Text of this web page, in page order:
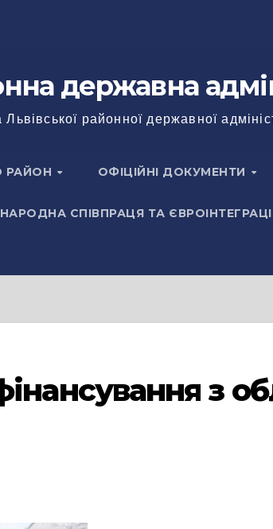
державна
районної державної
РАЙОН ОФІЦІЙНІ ДОКУМЕНТИ
СПІВПРАЦЯ ТА
з